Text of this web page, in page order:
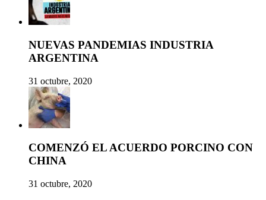
NUEVAS PANDEMIAS INDUSTRIA
ARGENTINA
31 octubre, 2020
COMENZÓ EL ACUERDO PORCINO CON
CHINA
31 octubre, 2020